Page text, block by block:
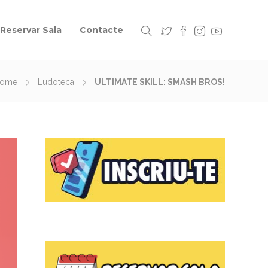
Reservar Sala Contacte
Ludoteca ULTIMATE SKILL: SMASH BROS!